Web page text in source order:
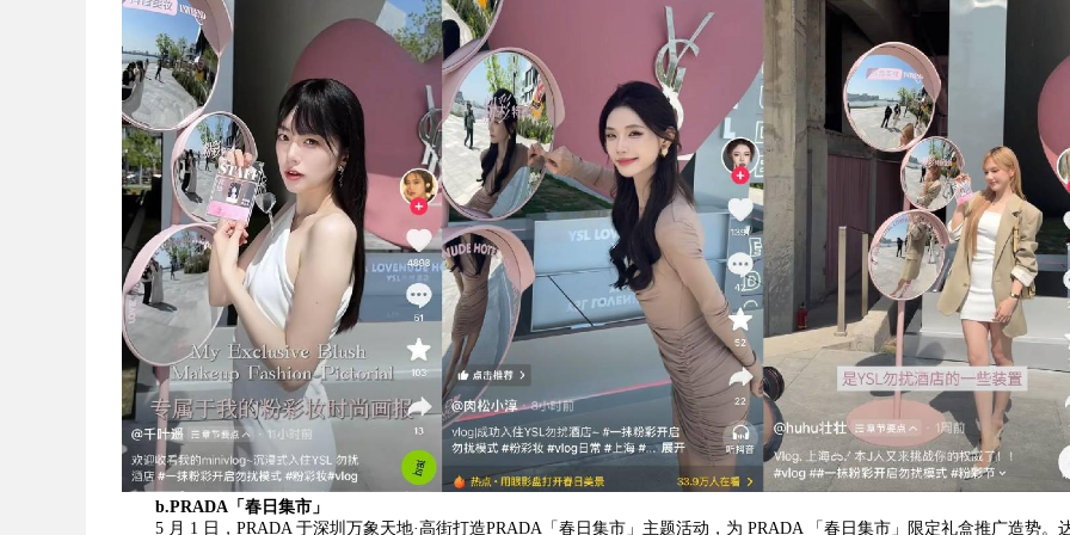
b.PRADA 「春日集市」
5 月 1 日，PRADA 于深圳万象天地·高街打造PRADA「春日集市」主题活动，为 PRADA 「春日集市」限定礼盒推广造势。